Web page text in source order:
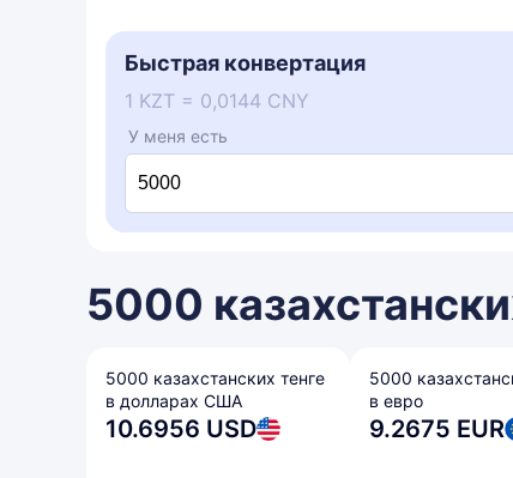
Быстрая конвертация
1 KZT = 0,0144 CNY
У меня есть
5000
5000 казахстанских тенге
в долларах США
10.6956 USD
5000
в евро
9.2675 EUR